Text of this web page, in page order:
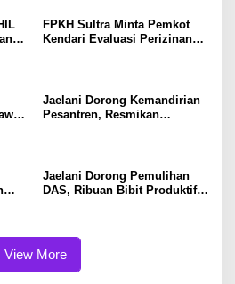
FPKH Sultra Minta Pemkot
Kendari Evaluasi Perizinan
Jaelani Dorong Kemandirian
Pesantren, Resmikan
Jaelani Dorong Pemulihan
DAS, Ribuan Bibit Produktif
View More